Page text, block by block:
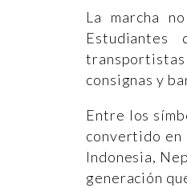
La marcha
Estudiantes
consignas y
Entre los
convertido
Indonesia,
generación